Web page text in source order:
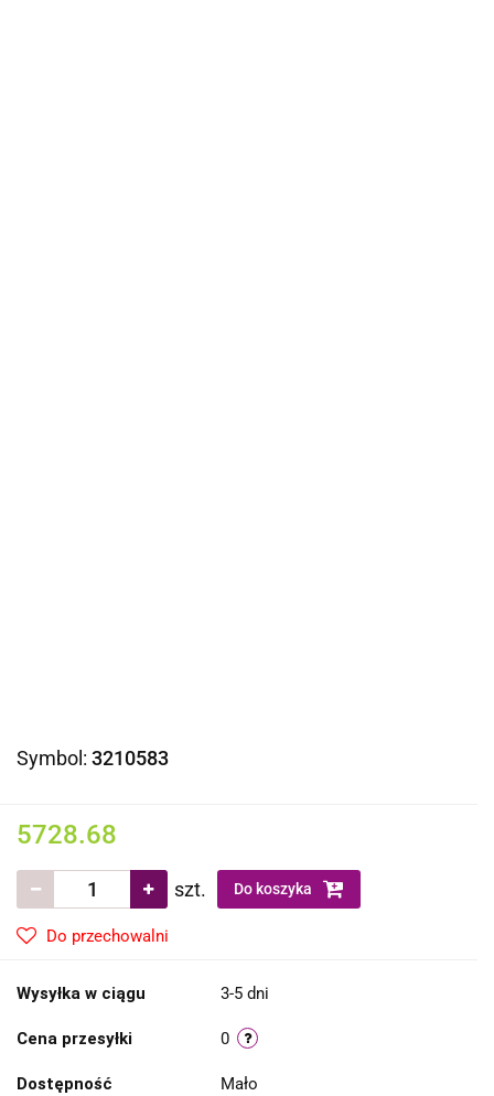
Symbol: 3210583
5728.68
szt. Do koszyka
Do przechowalni
Wysyłka w ciągu 3-5 dni
Cena przesyłki 0
Dostępność Mało